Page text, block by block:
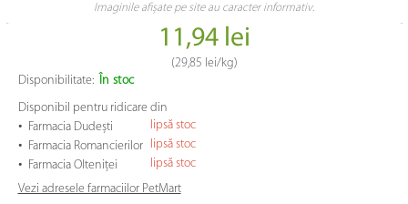
Imaginile afișate pe site au caracter informativ.
11,94 lei
(29,85 lei/kg)
Disponibilitate:
În stoc
Disponibil pentru ridicare din
• Farmacia Dudești lipsă stoc
• Farmacia Romancierilor lipsă stoc
• Farmacia Olteniței
lipsă stoc
Vezi adresele farmaciilor PetMart